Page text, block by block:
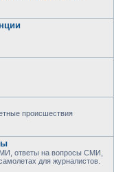
происшествия
ответы на вопросы СМИ,
для журналистов.